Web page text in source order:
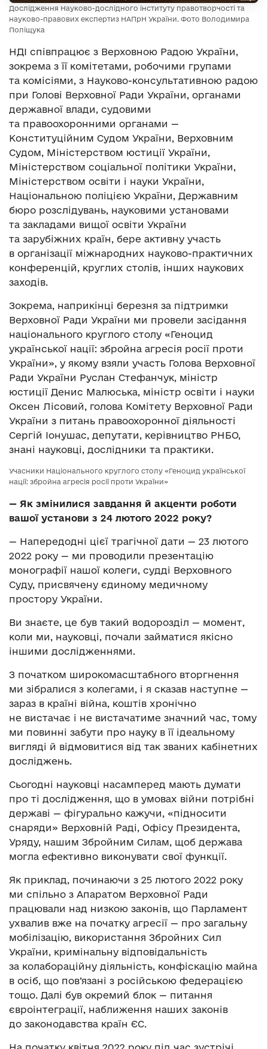
Дослідження Науково-дослідного інституту правотворчості та
науково-правових експертиз НАПрН України. Фото Володимира
Поліщука
НДІ співпрацює з Верховною Радою України,
зокрема з її комітетами, робочими групами
та комісіями, з Науково-консультативною радою
при Голові Верховної Ради України, органами
державної влади, судовими
та правоохоронними органами —
Конституційним Судом України, Верховним
Судом, Міністерством юстиції України,
Міністерством соціальної політики України,
Міністерством освіти і науки України,
Національною поліцією України, Державним
бюро розслідувань, науковими установами
та закладами вищої освіти України
та зарубіжних країн, бере активну участь
в організації міжнародних науково-практичних
конференцій, круглих столів, інших наукових
заходів.
Зокрема, наприкінці березня за підтримки
Верховної Ради України ми провели засідання
національного круглого столу «Геноцид
української нації: збройна агресія росії проти
України», у якому взяли участь Голова Верховної
Ради України Руслан Стефанчук, міністр
юстиції Денис Малюська, міністр освіти і науки
Оксен Лісовий, голова Комітету Верховної Ради
України з питань правоохоронної діяльності
Сергій Іонушас, депутати, керівництво РНБО,
знані науковці, дослідники та практики.
Учасники Національного круглого столу «Геноцид української
нації: збройна агресія росії проти України»
— Як змінилися завдання й акценти роботи
вашої установи з 24 лютого 2022 року?
— Напередодні цієї трагічної дати — 23 лютого
2022 року — ми проводили презентацію
монографії нашої колеги, судді Верховного
Суду, присвячену єдиному медичному
простору України.
Ви знаєте, це був такий водорозділ — момент,
коли ми, науковці, почали займатися якісно
іншими дослідженнями.
З початком широкомасштабного вторгнення
ми зібралися з колегами, і я сказав наступне —
зараз в країні війна, коштів хронічно
не вистачає і не вистачатиме значний час, тому
ми повинні забути про науку в її ідеальному
вигляді й відмовитися від так званих кабінетних
досліджень.
Сьогодні науковці насамперед мають думати
про ті дослідження, що в умовах війни потрібні
державі — фігурально кажучи, «підносити
снаряди» Верховній Раді, Офісу Президента,
Уряду, нашим Збройним Силам, щоб держава
могла ефективно виконувати свої функції.
Як приклад, починаючи з 25 лютого 2022 року
ми спільно з Апаратом Верховної Ради
працювали над низкою законів, що Парламент
ухвалив вже на початку агресії — про загальну
мобілізацію, використання Збройних Сил
України, кримінальну відповідальність
за колабораційну діяльність, конфіскацію майна
в осіб, що пов’язані з російською федерацією
тощо. Далі був окремий блок — питання
євроінтеграції, наближення наших законів
до законодавства країн ЄС.